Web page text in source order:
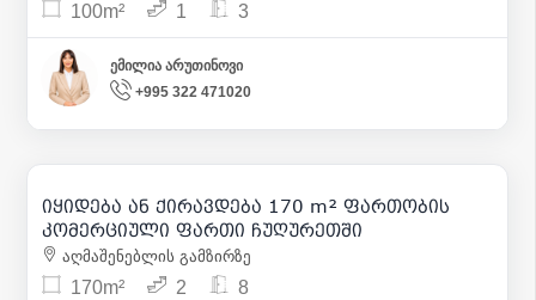
100m² 1 3
ემილია არუთინოვი
+995 322 471020
9
2 000 | m² 12
430 000
იყიდება ან ქირავდება 170 m² ფართობის
კომერციული ფართი ჩუღურეთში
აღმაშენებლის გამზირზე
170m² 2 8